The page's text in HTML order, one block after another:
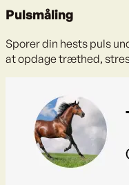
Pulsmåling
Sporer din hests puls
at opdage træthed,